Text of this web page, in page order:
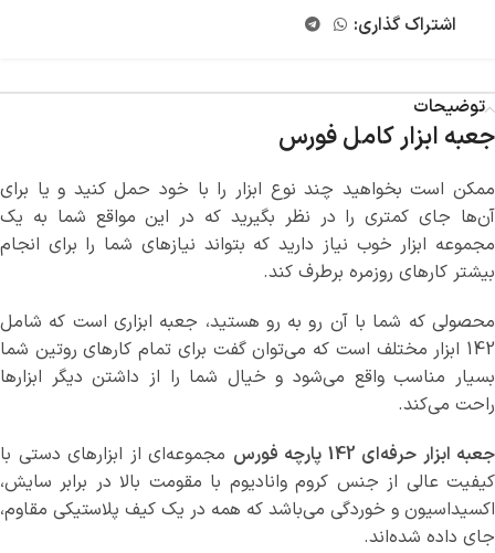
اشتراک گذاری:
توضیحات
جعبه ابزار کامل فورس
ممکن است بخواهید چند نوع ابزار را با خود حمل کنید و یا برای
آن‌ها جای کمتری را در نظر بگیرید که در این مواقع شما به یک
مجموعه ابزار خوب نیاز دارید که بتواند نیازهای شما را برای انجام
بیشتر کارهای روزمره برطرف کند.
محصولی که شما با آن رو به رو هستید، جعبه ابزاری است که شامل
142 ابزار مختلف است که می‌توان گفت برای تمام کارهای روتین شما
بسیار مناسب واقع می‌شود و خیال شما را از داشتن دیگر ابزارها
راحت می‌کند.
جعبه ابزار حرفه‌ای 142 پارچه فورس
مجموعه‌ای از ابزارهای دستی با
کیفیت عالی از جنس کروم وانادیوم با مقومت بالا در برابر سایش،
اکسیداسیون و خوردگی می‌باشد که همه در یک کیف پلاستیکی مقاوم،
جای داده شده‌اند.